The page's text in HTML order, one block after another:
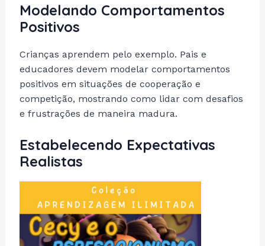
Modelando Comportamentos
Positivos
Crianças aprendem pelo exemplo. Pais e
educadores devem modelar comportamentos
positivos em situações de cooperação e
competição, mostrando como lidar com desafios
e frustrações de maneira madura.
Estabelecendo Expectativas
Realistas